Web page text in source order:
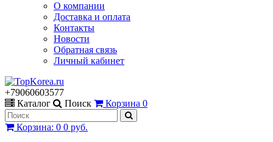
О компании
Доставка и оплата
Контакты
Новости
Обратная связь
Личный кабинет
+79060603577
Каталог
Поиск Корзина 0
Корзина: 0 0 руб.